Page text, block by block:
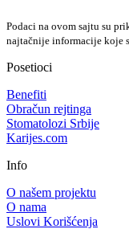
Podaci na ovom sajtu su
najtačnije informacije koje
Posetioci
Benefiti
Obračun rejtinga
Stomatolozi Srbije
Karijes.com
Info
O našem projektu
O nama
Uslovi Korišćenja